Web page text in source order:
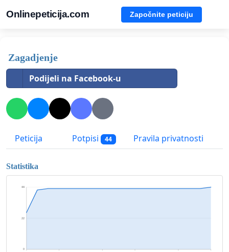
Onlinepeticija.com Započnite peticiju
Zagadjenje
Podijeli na Facebook-u
Peticija Potpisi 44 Pravila privatnosti
Statistika
0
22
44